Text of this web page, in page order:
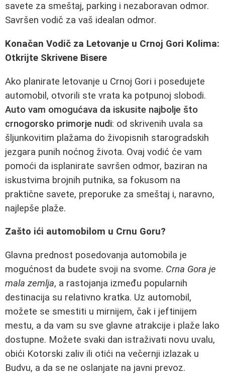
savete za smeštaj, parking i nezaboravan odmor.
Savršen vodič za vaš idealan odmor.
Konačan Vodič za Letovanje u Crnoj Gori Kolima:
Otkrijte Skrivene Bisere
Ako planirate letovanje u Crnoj Gori i posedujete
automobil, otvorili ste vrata ka potpunoj slobodi.
Auto vam omogućava da iskusite najbolje što
crnogorsko primorje nudi: od skrivenih uvala sa
šljunkovitim plažama do živopisnih starogradskih
jezgara punih noćnog života. Ovaj vodić će vam
pomoći da isplanirate savršen odmor, baziran na
iskustvima brojnih putnika, sa fokusom na
praktične savete, preporuke za smeštaj i, naravno,
najlepše plaže.
Zašto ići automobilom u Crnu Goru?
Glavna prednost posedovanja automobila je
mogućnost da budete svoji na svome. Crna Gora je
mala zemlja, a rastojanja između popularnih
destinacija su relativno kratka. Uz automobil,
možete se smestiti u mirnijem, čak i jeftinijem
mestu, a da vam su sve glavne atrakcije i plaže lako
dostupne. Možete svaki dan istraživati novu uvalu,
obići Kotorski zaliv ili otići na večernji izlazak u
Budvu, a da se ne oslanjate na javni prevoz.